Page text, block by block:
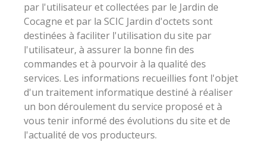
par l'utilisateur et collectées par le Jardin de
Cocagne et par la SCIC Jardin d'octets sont
destinées à faciliter l'utilisation du site par
l'utilisateur, à assurer la bonne fin des
commandes et à pourvoir à la qualité des
services. Les informations recueillies font l'objet
d'un traitement informatique destiné à réaliser
un bon déroulement du service proposé et à
vous tenir informé des évolutions du site et de
l'actualité de vos producteurs.